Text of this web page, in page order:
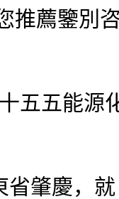
推薦鑒別
五五能源
肇慶，就